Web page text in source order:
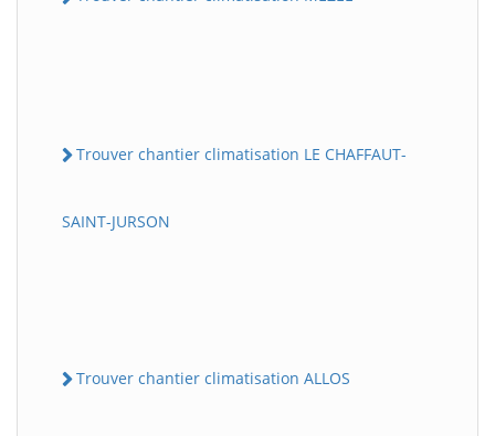
Trouver chantier climatisation LE CHAFFAUT-
SAINT-JURSON
Trouver chantier climatisation ALLOS